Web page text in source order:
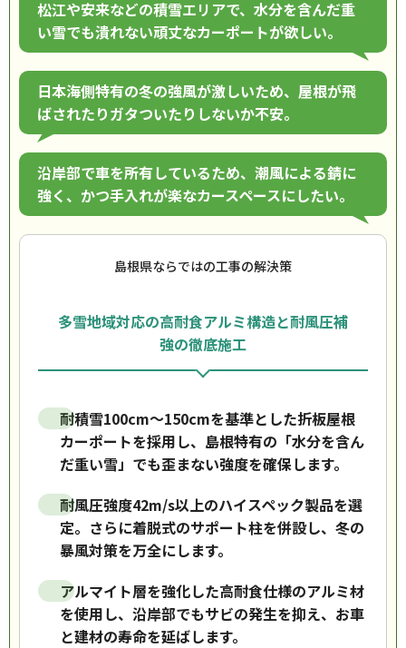
松江や安来などの積雪エリアで、水分を含んだ重
い雪でも潰れない頑丈なカーポートが欲しい。
日本海側特有の冬の強風が激しいため、屋根が飛
ばされたりガタついたりしないか不安。
沿岸部で車を所有しているため、潮風による錆に
強く、かつ手入れが楽なカースペースにしたい。
島根県ならではの工事の解決策
多雪地域対応の高耐食アルミ構造と耐風圧補
強の徹底施工
耐積雪100cm〜150cmを基準とした折板屋根
カーポートを採用し、島根特有の「水分を含ん
だ重い雪」でも歪まない強度を確保します。
耐風圧強度42m/s以上のハイスペック製品を選
定。さらに着脱式のサポート柱を併設し、冬の
暴風対策を万全にします。
アルマイト層を強化した高耐食仕様のアルミ材
を使用し、沿岸部でもサビの発生を抑え、お車
と建材の寿命を延ばします。